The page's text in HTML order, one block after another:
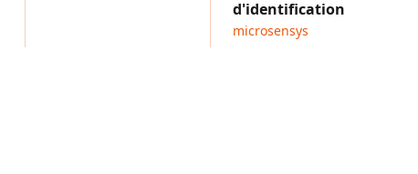
d'identification
microsensys